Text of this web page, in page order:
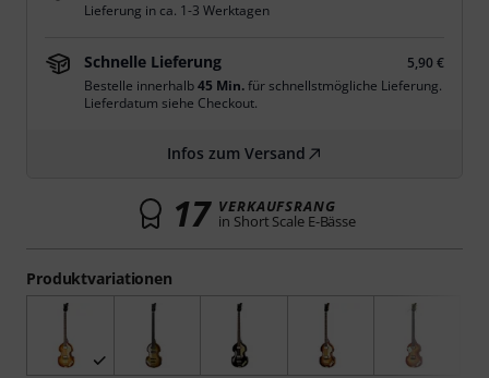
Produktvariationen
Lieferung in ca. 1-3 Werktagen
Schnelle Lieferung
5,90 €
Bestelle innerhalb44 Min.für schnellstmögliche Lieferung.
Lieferdatum siehe Checkout.
Infos zum Versand
17 VERKAUFSRANG
in Short Scale E-Bässe